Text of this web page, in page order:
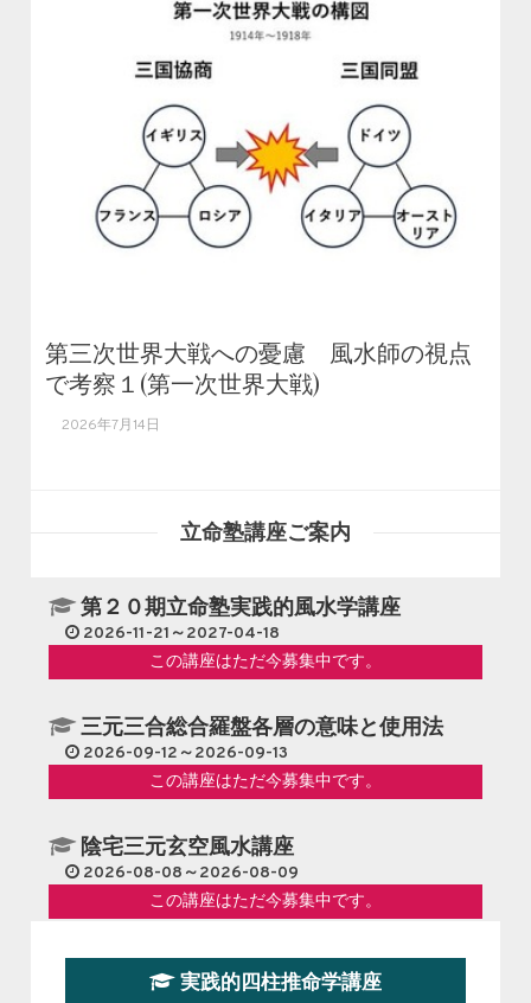
第三次世界大戦への憂慮 風水師の視点
で考察１(第一次世界大戦)
2026年7月14日
立命塾講座ご案内
第２０期立命塾実践的風水学講座
2026-11-21～2027-04-18
この講座はただ今募集中です。
三元三合総合羅盤各層の意味と使用法
2026-09-12～2026-09-13
この講座はただ今募集中です。
陰宅三元玄空風水講座
2026-08-08～2026-08-09
この講座はただ今募集中です。
第１９期立命塾『実践的易学講座』
2026-08-22～2026-10-25
実践的四柱推命学講座